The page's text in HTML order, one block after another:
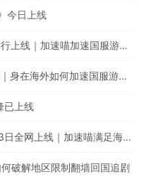
今日上线
网易游戏《阴阳师》全新SSR寻香行上线｜加速喵加速国服游戏，全网最快！
《航海奇闻》新版本"悬赏令"上线｜身在海外如何加速国服游戏？
已上线
《宝石研物语：伊恩之石》10月13日全网上线｜加速喵满足海外玩家的加速需求
破解地区限制翻墙回国追剧